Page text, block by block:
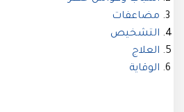
مضاعفات
التشخيص
العلاج
الوقاية